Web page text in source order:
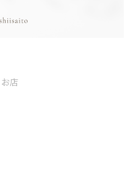
お店